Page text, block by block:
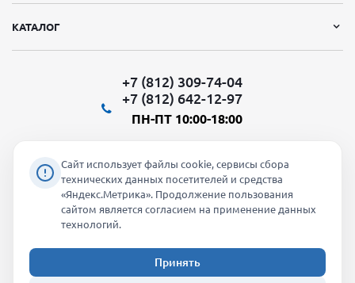
КАТАЛОГ
+7 (812) 309-74-04
+7 (812) 642-12-97
ПН-ПТ 10:00-18:00
Мы в социальных сетях:
2026 © "Молти" - оптовый магазин
Сайт использует файлы cookie, сервисы сбора
технических данных посетителей и средства
«Яндекс.Метрика». Продолжение пользования
сайтом является согласием на применение данных
технологий.
Принять